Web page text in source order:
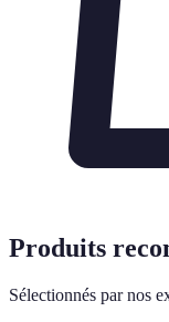
Produits
Sélectionnés par nos